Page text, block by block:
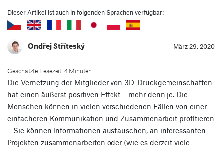
Dieser Artikel ist auch in folgenden Sprachen verfügbar:
Ondřej Stříteský März 29. 2020
Geschätzte Lesezeit: 4 Minuten
Die Vernetzung der Mitglieder von 3D-Druckgemeinschaften
hat einen äußerst positiven Effekt – mehr denn je. Die
Menschen können in vielen verschiedenen Fällen von einer
einfacheren Kommunikation und Zusammenarbeit profitieren
– Sie können Informationen austauschen, an interessanten
Projekten zusammenarbeiten oder (wie es derzeit viele